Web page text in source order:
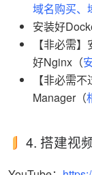
域名购买、
安装好
【非必需
好Nginx（
【非必需不
Manager（
4. 搭建视